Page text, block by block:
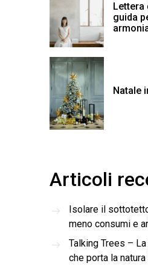
Lettera
guida
Natale
Articoli
Isolare il
meno consumi e
Talking Trees –
che porta la